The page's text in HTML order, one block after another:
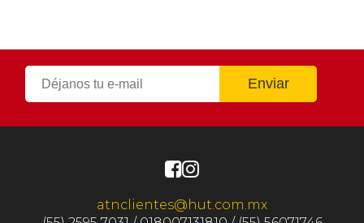
atnclientes@hut.com.mx